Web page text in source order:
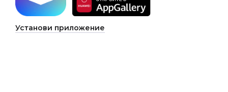
Установи приложение